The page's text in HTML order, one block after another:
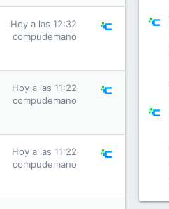
Hoy a las 12:32
compudemano
Hoy a las 11:22
compudemano
Hoy a las 11:22
compudemano